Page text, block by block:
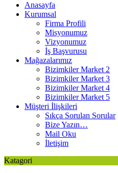
Anasayfa
Kurumsal
Firma Profili
Misyonumuz
Vizyonumuz
İş Başvurusu
Mağazalarımız
Bizimkiler Market 2
Bizimkiler Market 3
Bizimkiler Market 4
Bizimkiler Market 5
Müşteri İlişkileri
Sıkça Sorulan Sorular
Bize Yazın…
Mail Oku
İletişim
Katagori